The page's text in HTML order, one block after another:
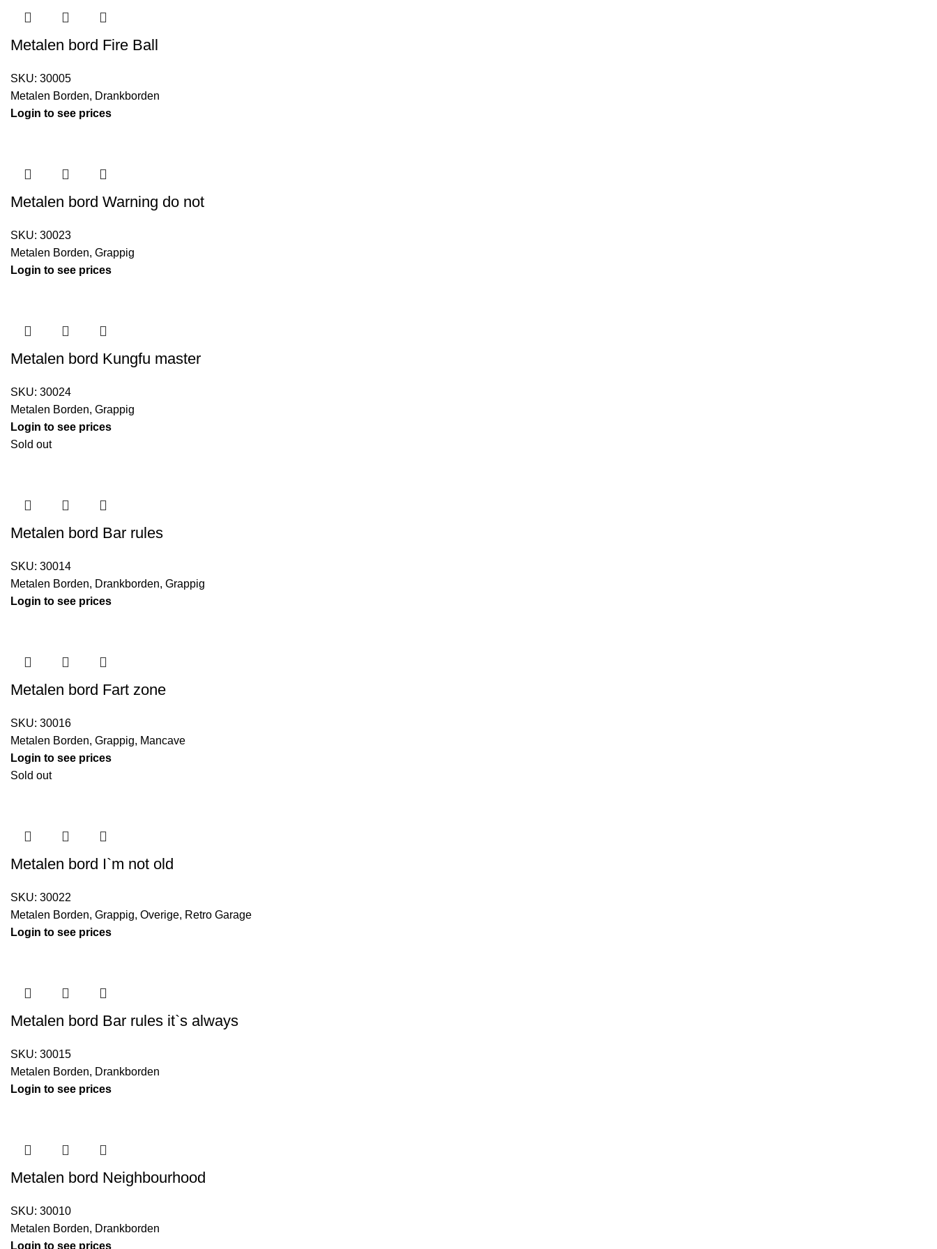
Metalen bord Fire Ball
SKU: 30005
Metalen Borden, Drankborden
Login to see prices
Metalen bord Warning do not
SKU: 30023
Metalen Borden, Grappig
Login to see prices
Metalen bord Kungfu master
SKU: 30024
Metalen Borden, Grappig
Login to see prices
Sold out
Metalen bord Bar rules
SKU: 30014
Metalen Borden, Drankborden, Grappig
Login to see prices
Metalen bord Fart zone
SKU: 30016
Metalen Borden, Grappig, Mancave
Login to see prices
Sold out
Metalen bord I`m not old
SKU: 30022
Metalen Borden, Grappig, Overige, Retro Garage
Login to see prices
Metalen bord Bar rules it`s always
SKU: 30015
Metalen Borden, Drankborden
Login to see prices
Metalen bord Neighbourhood
SKU: 30010
Metalen Borden, Drankborden
Login to see prices